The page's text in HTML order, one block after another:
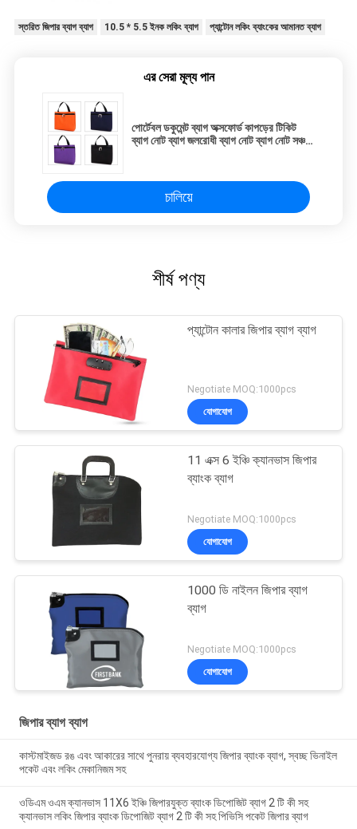
স্তরিত জিপার ব্যাগ ব্যাগ 10.5 * 5.5 ইনক লকিং ব্যাগ প্যান্টোন লকিং ব্যাংকের আমানত ব্যাগ
এর সেরা মূল্য পান
পোর্টেবল ডকুমেন্ট ব্যাগ অক্সফোর্ড কাপড়ের টিকিট
ব্যাগ নোট ব্যাগ জলরোধী ব্যাগ নোট ব্যাগ নোট সঞ্চয়
চালিয়ে
শীর্ষ পণ্য
প্যান্টোন কালার জিপার ব্যাগ ব্যাগ
Negotiate MOQ:1000pcs
যোগাযোগ
11 এক্স 6 ইঞ্চি ক্যানভাস জিপার
ব্যাংক ব্যাগ
Negotiate MOQ:1000pcs
যোগাযোগ
1000 ডি নাইলন জিপার ব্যাগ
ব্যাগ
Negotiate MOQ:1000pcs
যোগাযোগ
জিপার ব্যাগ ব্যাগ
কাস্টমাইজড রঙ এবং আকারের সাথে পুনরায় ব্যবহারযোগ্য জিপার ব্যাংক ব্যাগ, স্বচ্ছ ভিনাইল
পকেট এবং লকিং মেকানিজম সহ
ওডিএম ওএম ক্যানভাস 11X6 ইঞ্চি জিপারযুক্ত ব্যাংক ডিপোজিট ব্যাগ 2 টি কী সহ
ক্যানভাস লকিং জিপার ব্যাংক ডিপোজিট ব্যাগ 2 টি কী সহ পিভিসি পকেট জিপার ব্যাগ